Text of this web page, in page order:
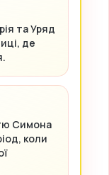
та Уряд
де
Симона
коли